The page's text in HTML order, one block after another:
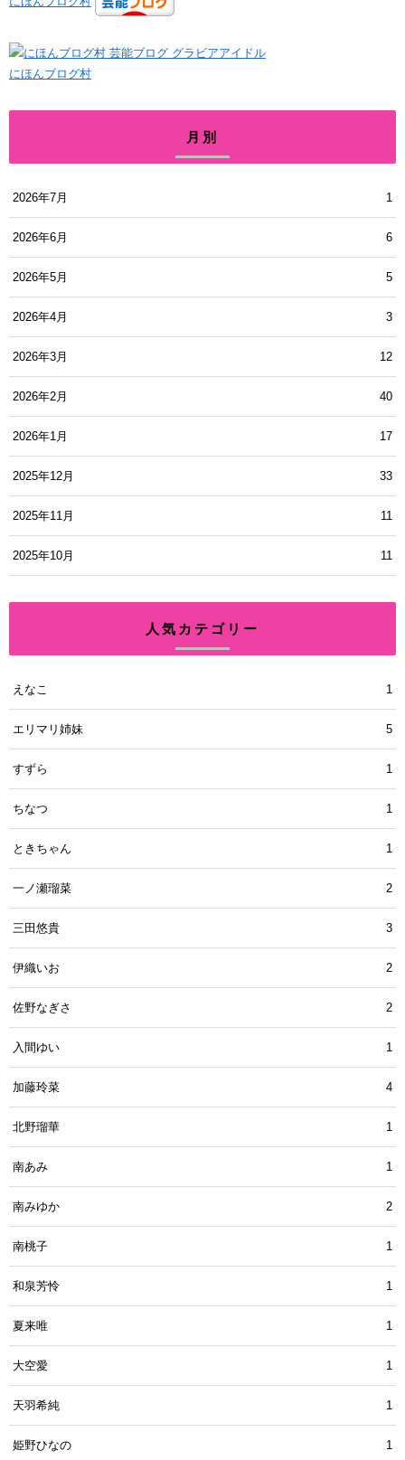
にほんブログ村
月別
2026年7月 1
2026年6月 6
2026年5月 5
2026年4月 3
2026年3月 12
2026年2月 40
2026年1月 17
2025年12月 33
2025年11月 11
2025年10月 11
人気カテゴリー
えなこ 1
エリマリ姉妹 5
すずら 1
ちなつ 1
ときちゃん 1
一ノ瀬瑠菜 2
三田悠貴 3
伊織いお 2
佐野なぎさ 2
入間ゆい 1
加藤玲菜 4
北野瑠華 1
南あみ 1
南みゆか 2
南桃子 1
和泉芳怜 1
夏来唯 1
大空愛 1
天羽希純 1
姫野ひなの 1